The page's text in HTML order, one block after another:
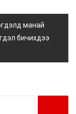
манай
бичихдээ